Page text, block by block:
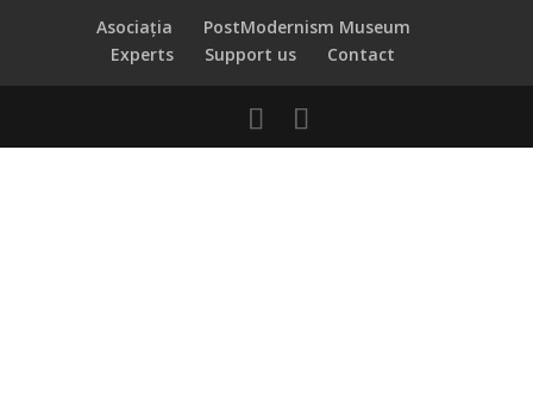
Asociația
PostModernism Museum
Experts
Support us Contact